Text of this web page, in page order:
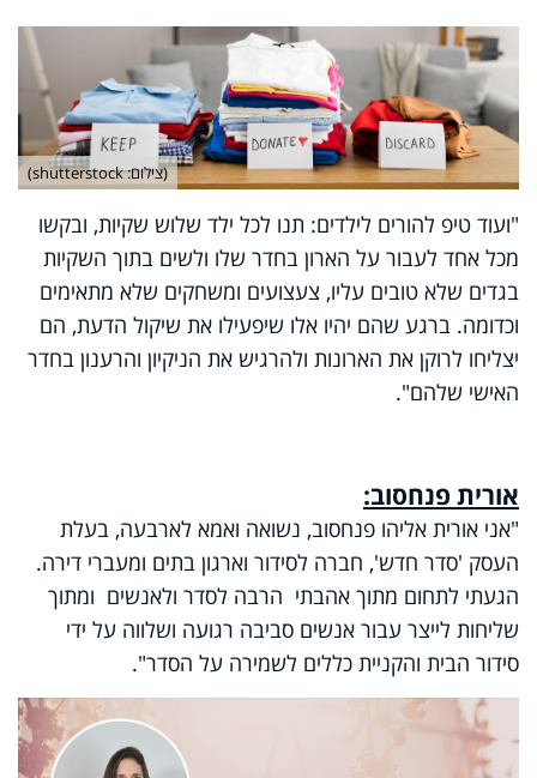
(צילום: shutterstock)
"ועוד טיפ להורים לילדים: תנו לכל ילד שלוש שקיות, ובקשו
מכל אחד לעבור על הארון בחדר שלו ולשים בתוך השקיות
בגדים שלא טובים עליו, צעצועים ומשחקים שלא מתאימים
וכדומה. ברגע שהם יהיו אלו שיפעילו את שיקול הדעת, הם
יצליחו לרוקן את הארונות ולהרגיש את הניקיון והרענון בחדר
האישי שלהם".
אורית פנחסוב:
"אני אורית אליהו פנחסוב, נשואה ואמא לארבעה, בעלת
העסק 'סדר חדש', חברה לסידור וארגון בתים ומעברי דירה.
הגעתי לתחום מתוך אהבתי הרבה לסדר ולאנשים ומתוך
שליחות לייצר עבור אנשים סביבה רגועה ושלווה על ידי
סידור הבית והקניית כללים לשמירה על הסדר".